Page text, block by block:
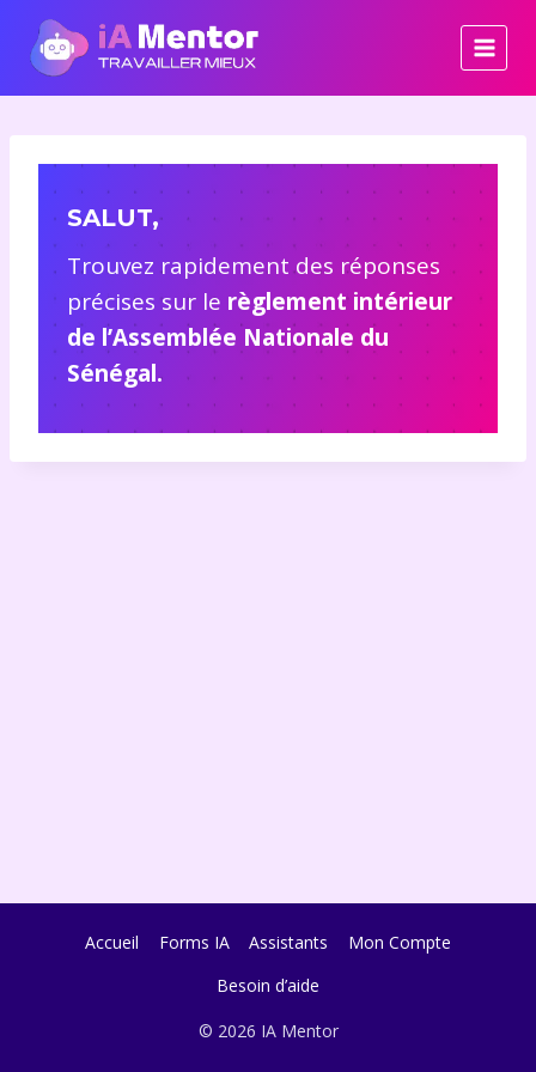
Aller
contenu
SALUT,
Trouvez rapidement des réponses
précises sur le règlement intérieur
de l’Assemblée Nationale du
Sénégal.
Accueil Forms IA Assistants
Mon Compte
Besoin d’aide
© 2026 IA Mentor